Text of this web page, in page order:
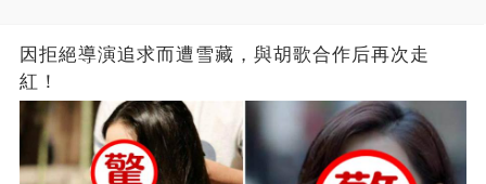
因拒絕導演追求而遭雪藏，與胡歌合作后再次走
紅！